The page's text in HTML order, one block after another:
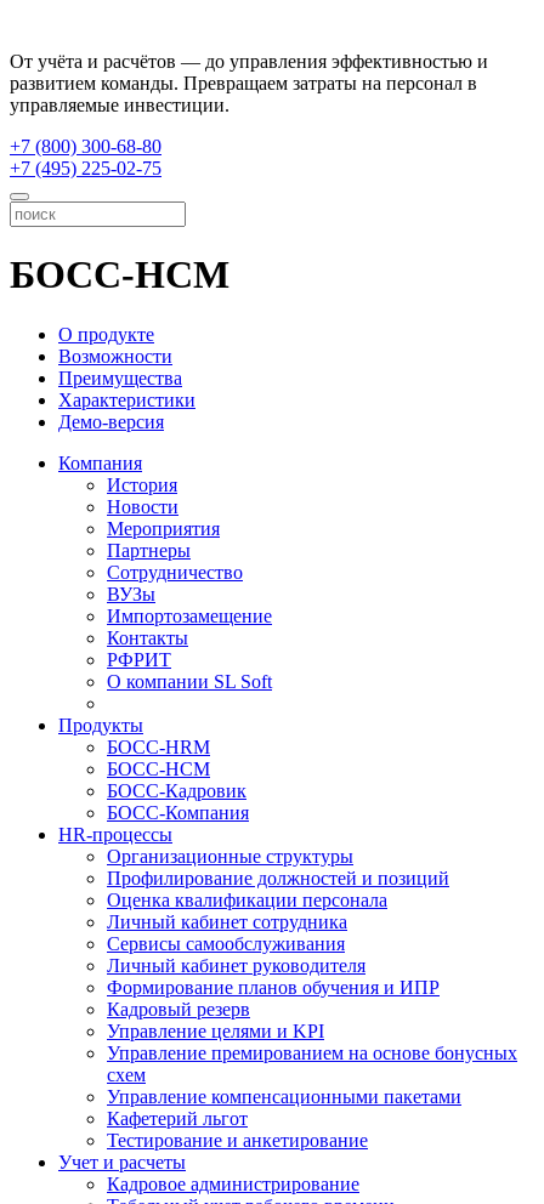
От учёта и расчётов — до управления эффективностью и
развитием команды. Превращаем затраты на персонал в
управляемые инвестиции.
+7 (800) 300-68-80
+7 (495) 225-02-75
БОСС-HCM
О продукте
Возможности
Преимущества
Характеристики
Демо-версия
Компания
История
Новости
Мероприятия
Партнеры
Сотрудничество
ВУЗы
Импортозамещение
Контакты
РФРИТ
О компании SL Soft
Продукты
БОСС-HRM
БОСС-HCM
БОСС-Кадровик
БОСС-Компания
HR-процессы
Организационные структуры
Профилирование должностей и позиций
Оценка квалификации персонала
Личный кабинет сотрудника
Сервисы самообслуживания
Личный кабинет руководителя
Формирование планов обучения и ИПР
Кадровый резерв
Управление целями и KPI
Управление премированием на основе бонусных
схем
Управление компенсационными пакетами
Кафетерий льгот
Тестирование и анкетирование
Учет и расчеты
Кадровое администрирование